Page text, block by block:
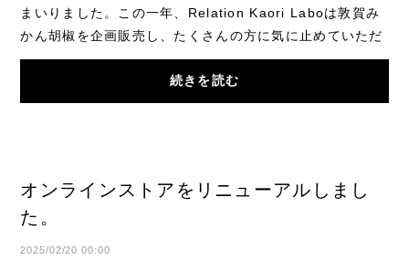
まいりました。この一年、Relation Kaori Laboは敦賀み
かん胡椒を企画販売し、たくさんの方に気に止めていただ
くことが多くありがたい一年になりました。...
続きを読む
オンラインストアをリニューアルしまし
た。
2025/02/20 00:00